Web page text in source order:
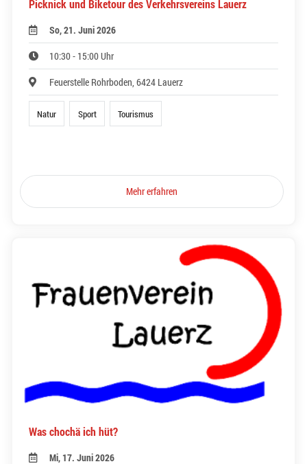
Picknick und Biketour des Verkehrsvereins Lauerz
So, 21. Juni 2026
10:30 - 15:00 Uhr
Feuerstelle Rohrboden, 6424 Lauerz
Natur Sport Tourismus
Mehr erfahren
Was chochä ich hüt?
Mi, 17. Juni 2026